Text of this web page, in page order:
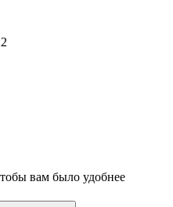
вам было удобнее